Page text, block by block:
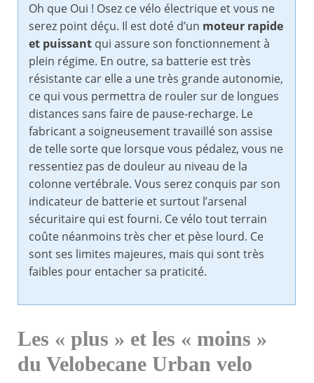
Oh que Oui ! Osez ce vélo électrique et vous ne
serez point déçu. Il est doté d’un moteur rapide
et puissant qui assure son fonctionnement à
plein régime. En outre, sa batterie est très
résistante car elle a une très grande autonomie,
ce qui vous permettra de rouler sur de longues
distances sans faire de pause-recharge. Le
fabricant a soigneusement travaillé son assise
de telle sorte que lorsque vous pédalez, vous ne
ressentiez pas de douleur au niveau de la
colonne vertébrale. Vous serez conquis par son
indicateur de batterie et surtout l’arsenal
sécuritaire qui est fourni. Ce vélo tout terrain
coûte néanmoins très cher et pèse lourd. Ce
sont ses limites majeures, mais qui sont très
faibles pour entacher sa praticité.
Les « plus » et les « moins »
du Velobecane Urban velo